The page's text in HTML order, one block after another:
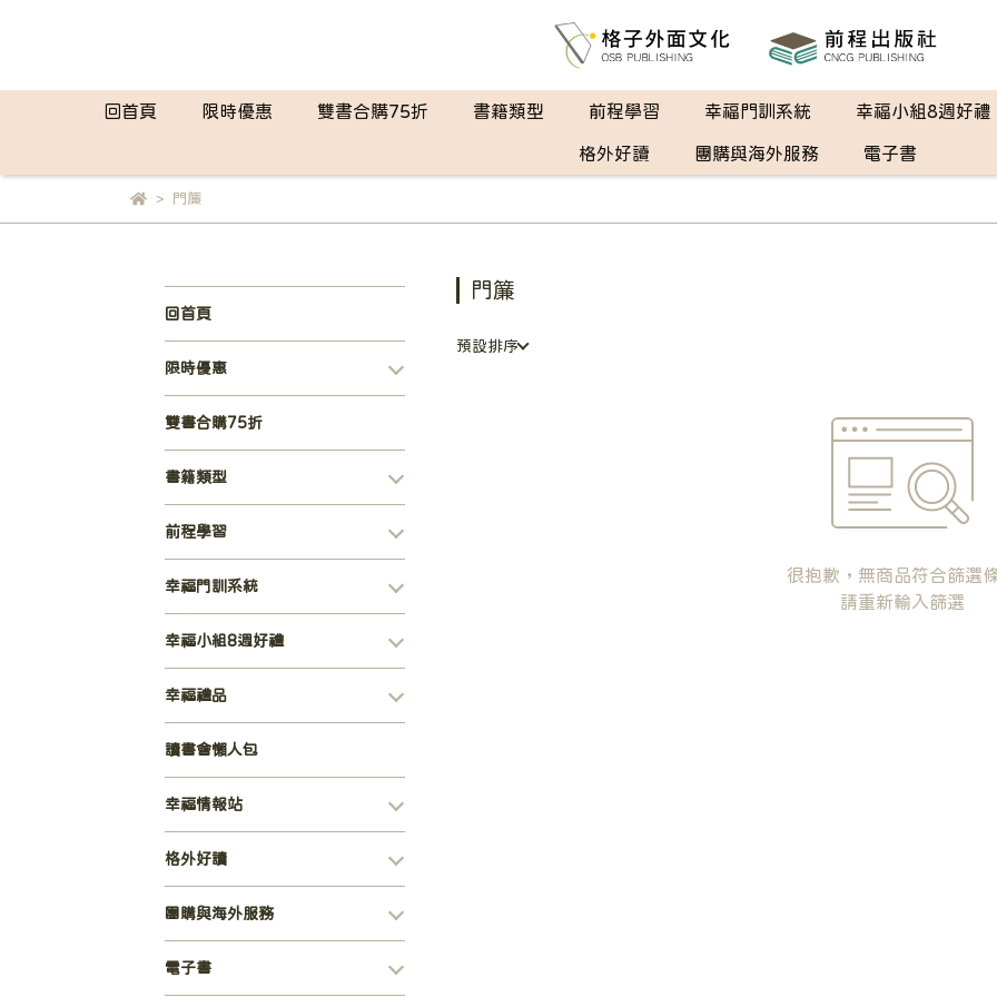
回首頁 限時優惠 雙書合購75折 書籍類型 前程學習 幸福門訓系統 幸福小組8週好禮
格外好讀 團購與海外服務 電子書
門簾
回首頁
限時優惠
雙書合購75折
書籍類型
前程學習
幸福門訓系統
幸福小組8週好禮
幸福禮品
讀書會懶人包
幸福情報站
格外好讀
團購與海外服務
電子書
門簾
預設排序
很抱歉，無商品符合篩選
請重新輸入篩選